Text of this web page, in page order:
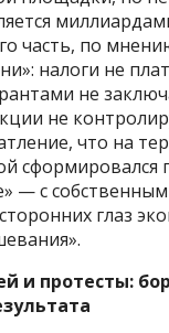
часть, по
налоги не
не
не
что на
— с
глаз
и протесты: